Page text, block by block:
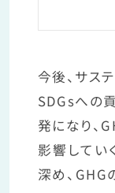
今後、サス
SDGsへの
発になり、
影響してい
深め、GHG